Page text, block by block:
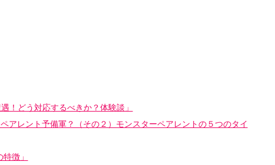
！どう対応するべきか？体験談」
アレント予備軍？（その２）モンスターペアレントの５つのタイ
徴」